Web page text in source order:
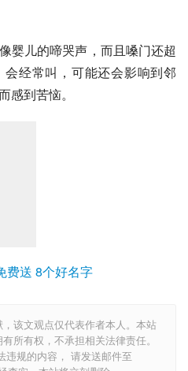
婴儿的啼哭声，而且嗓门还超
经常叫，可能还会影响到邻
感到苦恼。
费送 8个好名字
该文观点仅代表作者本人。本站
所有权，不承担相关法律责任。
违规的内容， 请发送邮件至